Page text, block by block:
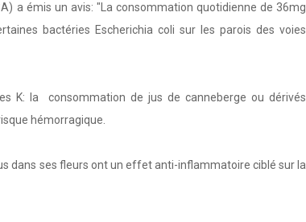
a émis un avis: "La consommation quotidienne de 36mg
bactéries Escherichia coli sur les parois des voies
K: la consommation de jus de canneberge ou dérivés
hémorragique.
ses fleurs ont un effet anti-inflammatoire ciblé sur la